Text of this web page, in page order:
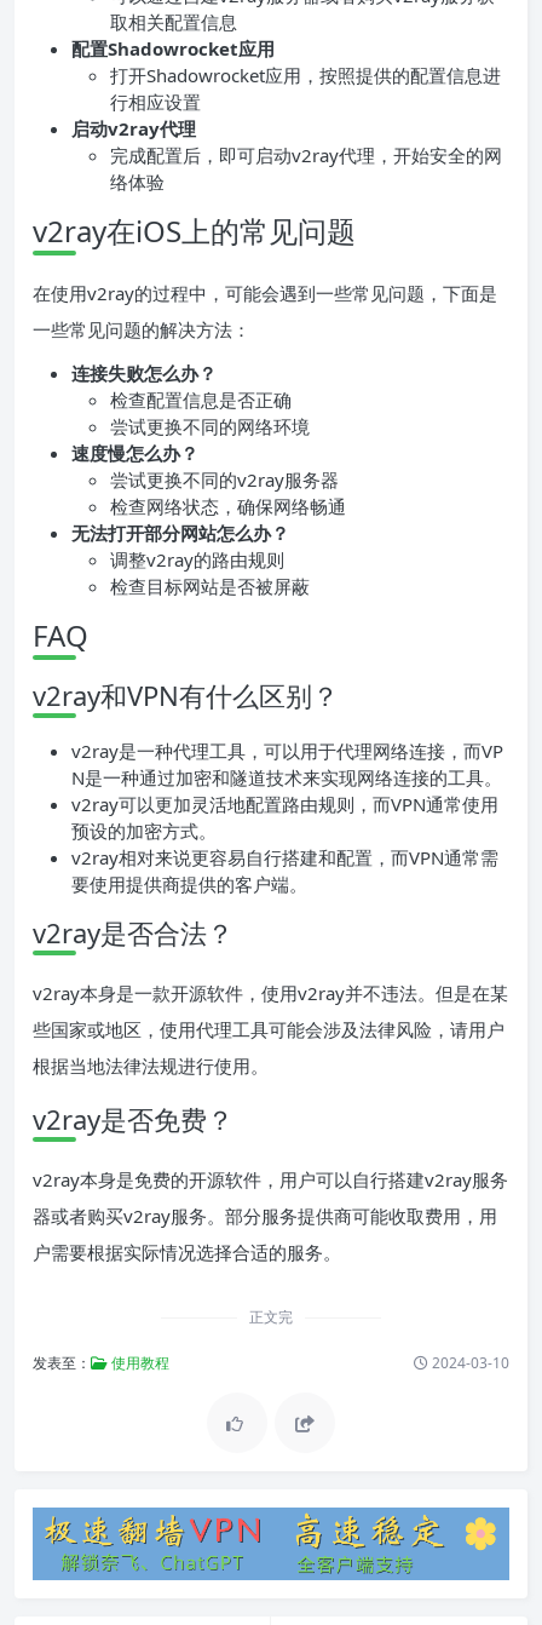
取相关配置信息
配置Shadowrocket应用
打开Shadowrocket应用，按照提供的配置信息进
行相应设置
启动v2ray代理
完成配置后，即可启动v2ray代理，开始安全的网
络体验
v2ray在iOS上的常见问题
在使用v2ray的过程中，可能会遇到一些常见问题，下面是
一些常见问题的解决方法：
连接失败怎么办？
检查配置信息是否正确
尝试更换不同的网络环境
速度慢怎么办？
尝试更换不同的v2ray服务器
检查网络状态，确保网络畅通
无法打开部分网站怎么办？
调整v2ray的路由规则
检查目标网站是否被屏蔽
FAQ
v2ray和VPN有什么区别？
v2ray是一种代理工具，可以用于代理网络连接，而VP
N是一种通过加密和隧道技术来实现网络连接的工具。
v2ray可以更加灵活地配置路由规则，而VPN通常使用
预设的加密方式。
v2ray相对来说更容易自行搭建和配置，而VPN通常需
要使用提供商提供的客户端。
v2ray是否合法？
v2ray本身是一款开源软件，使用v2ray并不违法。但是在某
些国家或地区，使用代理工具可能会涉及法律风险，请用户
根据当地法律法规进行使用。
v2ray是否免费？
v2ray本身是免费的开源软件，用户可以自行搭建v2ray服务
器或者购买v2ray服务。部分服务提供商可能收取费用，用
户需要根据实际情况选择合适的服务。
正文完
发表至： 使用教程 2024-03-10